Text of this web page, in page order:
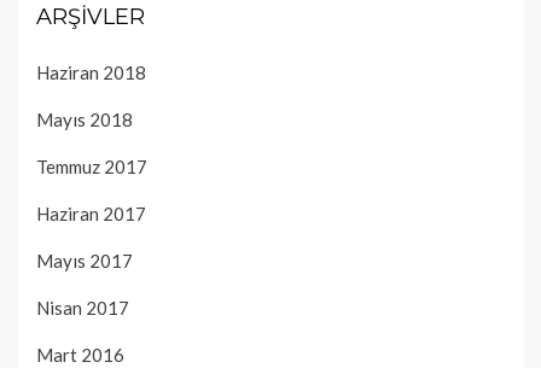
ARŞIVLER
Haziran 2018
Mayıs 2018
Temmuz 2017
Haziran 2017
Mayıs 2017
Nisan 2017
Mart 2016